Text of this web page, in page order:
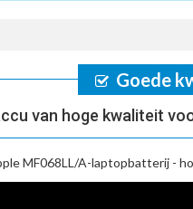
Goede
van hoge kwaliteit
MF068LL/A-laptopbatterij -